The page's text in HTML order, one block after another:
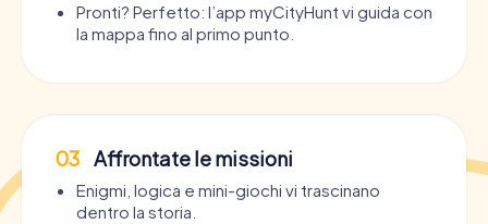
Pronti? Perfetto: l’app myCityHunt vi guida con
la mappa fino al primo punto.
03 Affrontate le missioni
Enigmi, logica e mini-giochi vi trascinano
dentro la storia.